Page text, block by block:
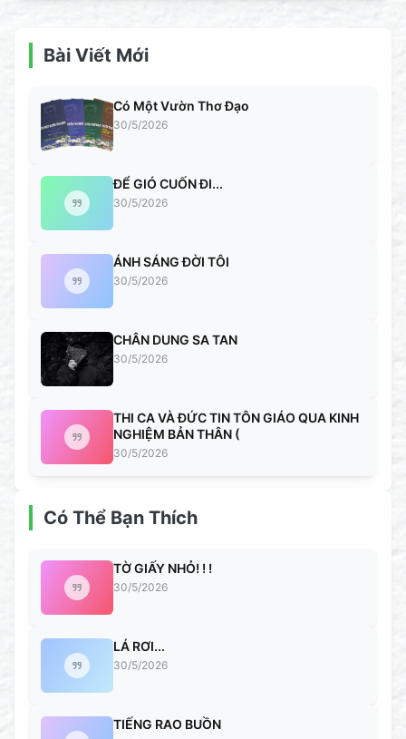
Bài Viết Mới
Có Một Vườn Thơ Đạo
30/5/2026
ĐỂ GIÓ CUỐN ĐI...
30/5/2026
ÁNH SÁNG ĐỜI TÔI
30/5/2026
CHÂN DUNG SA TAN
30/5/2026
THI CA VÀ ĐỨC TIN TÔN GIÁO QUA KINH
NGHIỆM BẢN THÂN (
30/5/2026
Có Thể Bạn Thích
TỜ GIẤY NHỎ! ! !
30/5/2026
LÁ RƠI...
30/5/2026
TIẾNG RAO BUỒN